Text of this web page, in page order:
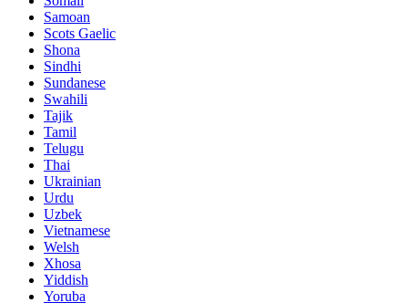
Samoan
Scots Gaelic
Shona
Sindhi
Sundanese
Swahili
Tajik
Tamil
Telugu
Thai
Ukrainian
Urdu
Uzbek
Vietnamese
Welsh
Xhosa
Yiddish
Yoruba